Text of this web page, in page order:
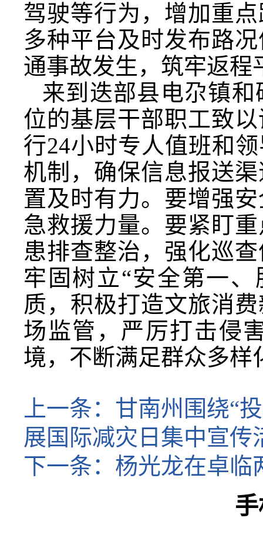
驾驶等行为，增加重
多种平台及时发布路
通事故发生，筑牢返程
来到迭部县电尕镇
位的基层干部职工致
行24小时专人值班和
机制，确保信息报送
置及时有力。要增强
急救援力量。要紧盯
患排查整治，强化巡
牢固树立“安全第一
质，积极打造文旅消
场监管，严厉打击侵
境，不断满足群众多样
上一条： 甘南州围绕“
展国际减灾日集中宣传
下一条： 杨光龙在卓临